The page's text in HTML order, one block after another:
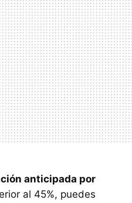
anticipada por
al 45%, puedes